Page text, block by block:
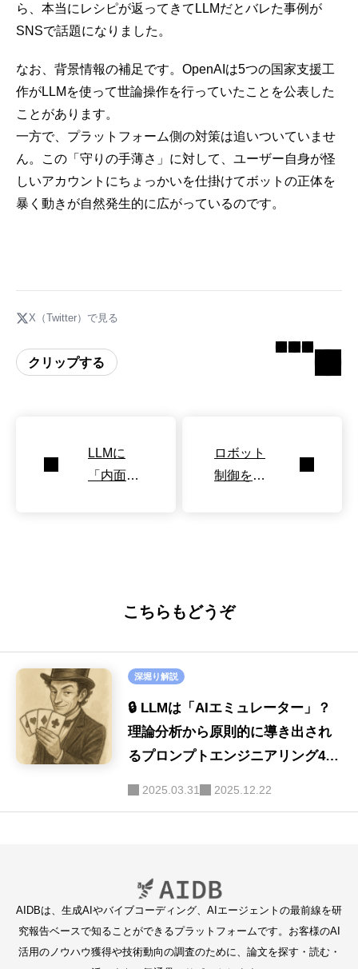
ら、本当にレシピが返ってきてLLMだとバレた事例が
SNSで話題になりました。
なお、背景情報の補足です。OpenAIは5つの国家支援工
作がLLMを使って世論操作を行っていたことを公表した
ことがあります。
一方で、プラットフォーム側の対策は追いついていませ
ん。この「守りの手薄さ」に対して、ユーザー自身が怪
しいアカウントにちょっかいを仕掛けてボットの正体を
暴く動きが自然発生的に広がっているのです。
X（Twitter）で見る
クリップする
LLMに
「内面」
ロボット
制御を統
こちらもどうぞ
深堀り解説
🔒 LLMは「AIエミュレーター」？
理論分析から原則的に導き出され
るプロンプトエンジニアリング4つ
2025.03.31 2025.12.22
AIDBは、生成AIやバイブコーディング、AIエージェントの最前線を研
究報告ベースで知ることができるプラットフォームです。お客様のAI
活用のノウハウ獲得や技術動向の調査のために、論文を探す・読む・